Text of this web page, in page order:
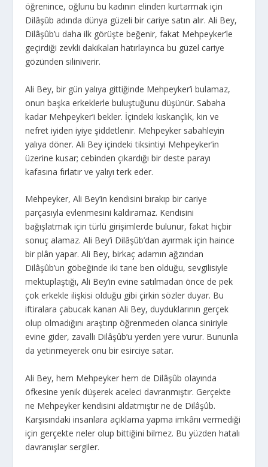
öğrenince, oğlunu bu kadının elinden kurtarmak için
Dilâşûb adında dünya güzeli bir cariye satın alır. Ali Bey,
Dilâşûb’u daha ilk görüşte beğenir, fakat Mehpeyker’le
geçirdiği zevkli dakikaları hatırlayınca bu güzel cariye
gözünden siliniverir.
Ali Bey, bir gün yalıya gittiğinde Mehpeyker’i bulamaz,
onun başka erkeklerle buluştuğunu düşünür. Sabaha
kadar Mehpeyker’i bekler. İçindeki kıskançlık, kin ve
nefret iyiden iyiye şiddetlenir. Mehpeyker sabahleyin
yalıya döner. Ali Bey içindeki tiksintiyi Mehpeyker’in
üzerine kusar; cebinden çıkardığı bir deste parayı
kafasına fırlatır ve yalıyı terk eder.
Mehpeyker, Ali Bey’in kendisini bırakıp bir cariye
parçasıyla evlenmesini kaldıramaz. Kendisini
bağışlatmak için türlü girişimlerde bulunur, fakat hiçbir
sonuç alamaz. Ali Bey’i Dilâşûb’dan ayırmak için haince
bir plân yapar. Ali Bey, birkaç adamın ağzından
Dilâşûb’un göbeğinde iki tane ben olduğu, sevgilisiyle
mektuplaştığı, Ali Bey’in evine satılmadan önce de pek
çok erkekle ilişkisi olduğu gibi çirkin sözler duyar. Bu
iftiralara çabucak kanan Ali Bey, duyduklarının gerçek
olup olmadığını araştırıp öğrenmeden olanca siniriyle
evine gider, zavallı Dilâşûb’u yerden yere vurur. Bununla
da yetinmeyerek onu bir esirciye satar.
Ali Bey, hem Mehpeyker hem de Dilâşûb olayında
öfkesine yenik düşerek aceleci davranmıştır. Gerçekte
ne Mehpeyker kendisini aldatmıştır ne de Dilâşûb.
Karşısındaki insanlara açıklama yapma imkânı vermediği
için gerçekte neler olup bittiğini bilmez. Bu yüzden hatalı
davranışlar sergiler.